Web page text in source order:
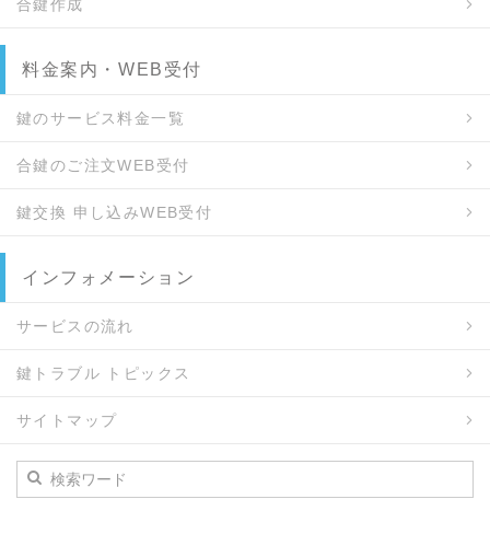
合鍵作成
料金案内・WEB受付
鍵のサービス料金一覧
合鍵のご注文WEB受付
鍵交換 申し込みWEB受付
インフォメーション
サービスの流れ
鍵トラブル トピックス
サイトマップ